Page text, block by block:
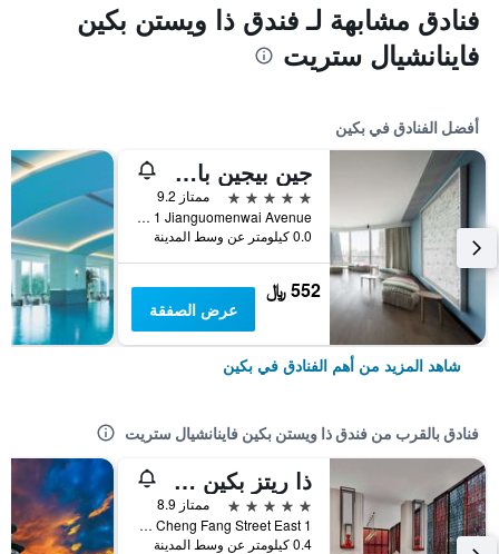
فنادق مشابهة لـ فندق ذا ويستن بكين
فاينانشيال ستريت
أفضل الفنادق في بكين
جين بيجين باي شانغريلا
5 نجوم
ممتاز 9.2
No 1 Jianguomenwai Avenue, بكين, الصين
0.0 كيلومتر عن وسط المدينة
552 ﷼
عرض الصفقة
شاهد المزيد من أهم الفنادق في بكين
فنادق بالقرب من فندق ذا ويستن بكين فاينانشيال ستريت
ذا ريتز بكين فاينانشيال ستريت
5 نجوم
ممتاز 8.9
1 Jin Cheng Fang Street East, بكين, الصين
0.4 كيلومتر عن وسط المدينة